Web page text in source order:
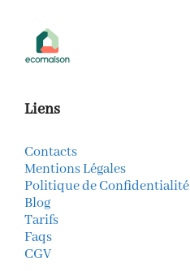
Liens
Contacts
Mentions Légales
Politique de Confidentialité
Blog
Tarifs
Faqs
CGV